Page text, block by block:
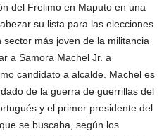
del Frelimo en Maputo en una
su lista para las elecciones
más joven de la militancia
a Samora Machel Jr. a
candidato a alcalde. Machel es
de la guerra de guerrillas del
y el primer presidente del
se buscaba, según los